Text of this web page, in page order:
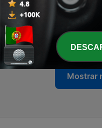
16 fev. 2024
47 - S4E7 - Fifa Riccobono
29 dez. 2023
Mostrar